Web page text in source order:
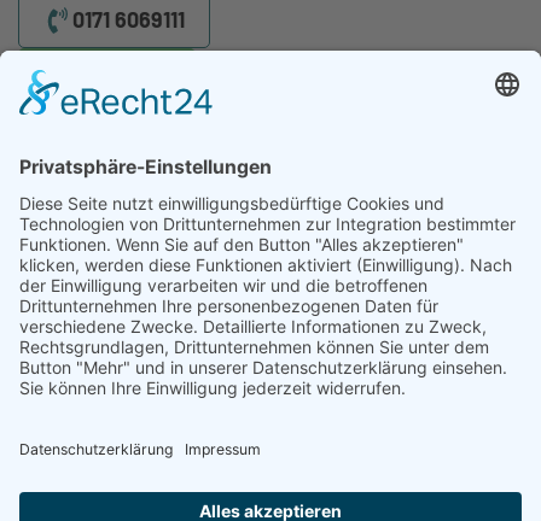
0171 6069111
Ihr Gutachter für Wohnmobile. Wir helfen Ihnen bei einem
unverschuldeten Unfall. Schnell und präzise.